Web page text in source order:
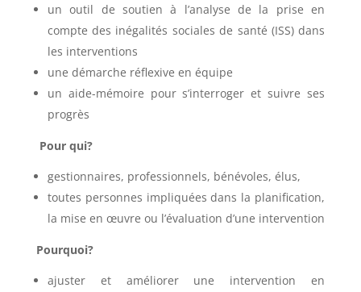
un outil de soutien à l’analyse de la prise en
compte des inégalités sociales de santé (ISS) dans
les interventions
une démarche réflexive en équipe
un aide-mémoire pour s’interroger et suivre ses
progrès
Pour qui?
gestionnaires, professionnels, bénévoles, élus,
toutes personnes impliquées dans la planification,
la mise en œuvre ou l’évaluation d’une intervention
Pourquoi?
ajuster et améliorer une intervention en